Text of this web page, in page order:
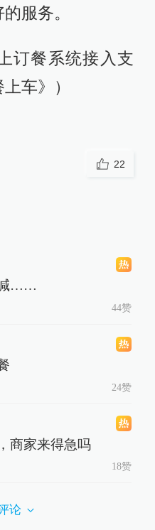
服务。
订餐系统接入支
车》）
22
喊……
44赞
24赞
商家来得急吗
18赞
论